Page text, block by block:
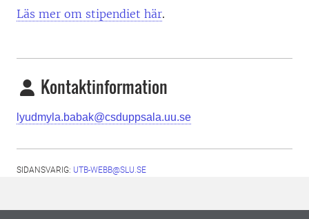
Läs mer om stipendiet här.
Kontaktinformation
lyudmyla.babak@csduppsa a.uu.se
SIDANSVARIG: UTB-WEBB@SLU.SE